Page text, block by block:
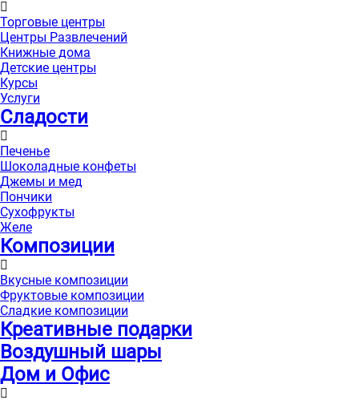
Торговые центры
Центры Развлечений
Книжные дома
Детские центры
Курсы
Услуги
Сладости
Печенье
Шоколадные конфеты
Джемы и мед
Пончики
Сухофрукты
Желе
Композиции
Вкусные композиции
Фруктовые композиции
Сладкие композиции
Креативные подарки
Воздушный шары
Дом и Офис